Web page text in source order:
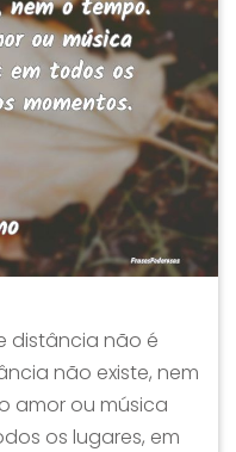
distância não é
não existe, nem
amor ou música
os lugares, em